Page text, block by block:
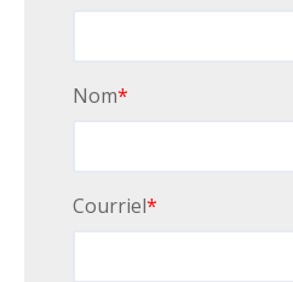
Nom*
Courriel*